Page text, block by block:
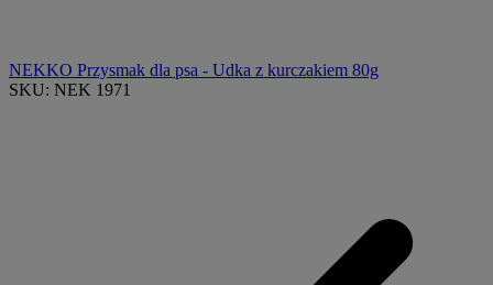
NEKKO Przysmak dla psa - Udka z kurczakiem 80g
SKU: NEK 1971